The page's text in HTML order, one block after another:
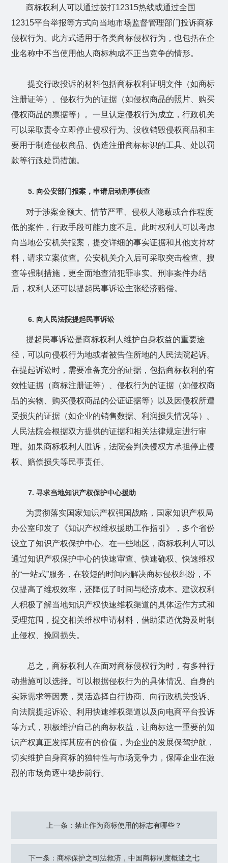
商标权利人可以通过拨打12315热线或通过全国
12315平台举报等方式向当地市场监督管理部门投诉商标
侵权行为。此方式适用于各类商标侵权行为，也包括在企
业名称中不当使用他人商标构成不正当竞争的情形。
提交行政投诉的材料包括商标权利证明文件（如商标
注册证等）、侵权行为的证据（如侵权商品的照片、购买
侵权商品的票据等）。一旦认定侵权行为成立，行政机关
可以采取责令立即停止侵权行为、没收销毁侵权商品和主
要用于制造侵权商品、伪造注册商标标识的工具、处以罚
款等行政处罚措施。
5. 向公安部门报案，申请启动刑事侦查
对于涉案金额大、情节严重、侵权人隐蔽或合作程度
低的案件，行政手段可能力度不足。此时权利人可以考虑
向当地公安机关报案，提交详细的事实证据和其他支持材
料，请求立案侦查。公安机关介入后可采取突击检查、搜
查等强制措施，更全面地查清犯罪事实。刑事案件办结
后，权利人还可以提起民事诉讼主张经济赔偿。
6. 向人民法院提起民事诉讼
提起民事诉讼是商标权利人维护自身权益的重要途
径，可以向侵权行为地或者被告住所地的人民法院起诉。
在提起诉讼时，需要准备充分的证据，包括商标权利的有
效性证据（商标注册证等）、侵权行为的证据（如侵权商
品的实物、购买侵权商品的公证证据等）以及因侵权所遭
受损失的证据（如企业的销售数据、利润损失情况等）。
人民法院会根据双方提供的证据和相关法律规定进行审
理。如果商标权利人胜诉，法院会判决侵权方承担停止侵
权、赔偿损失等民事责任。
7. 寻求当地知识产权保护中心援助
为贯彻落实国家知识产权强国战略，国家知识产权局
办公室印发了《知识产权维权援助工作指引》，多个省份
设立了知识产权保护中心。在一些地区，商标权利人可以
通过知识产权保护中心的快速审查、快速确权、快速维权
的“一站式”服务，在较短的时间内解决商标侵权纠纷，不
仅提高了维权效率，还降低了时间与经济成本。建议权利
人积极了解当地知识产权快速维权渠道的具体运作方式和
受理范围，提交相关维权申请材料，借助渠道优势及时制
止侵权、挽回损失。
总之，商标权利人在面对商标侵权行为时，有多种行
动措施可以选择。可以根据侵权行为的具体情况、自身的
实际需求等因素，灵活选择自行协商、向行政机关投诉、
向法院提起诉讼、利用快速维权渠道以及向电商平台投诉
等方式，积极维护自己的商标权益，让商标这一重要的知
识产权真正发挥其应有的价值，为企业的发展保驾护航，
切实维护自身商标的独特性与市场竞争力，保障企业在激
烈的市场角逐中稳步前行。
上一条：禁止作为商标使用的标志有哪些？
下一条：商标保护之司法救济，中国商标制度概述之七